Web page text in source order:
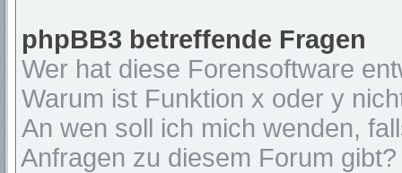
phpBB3 betreffende Fragen
Wer hat diese Forensoftware
Warum ist Funktion x oder y
An wen soll ich mich wenden,
Anfragen zu diesem Forum gibt?